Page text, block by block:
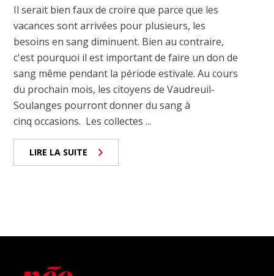
Il serait bien faux de croire que parce que les
vacances sont arrivées pour plusieurs, les
besoins en sang diminuent. Bien au contraire,
c'est pourquoi il est important de faire un don de
sang même pendant la période estivale. Au cours
du prochain mois, les citoyens de Vaudreuil-
Soulanges pourront donner du sang à
cinq occasions. Les collectes ...
LIRE LA SUITE